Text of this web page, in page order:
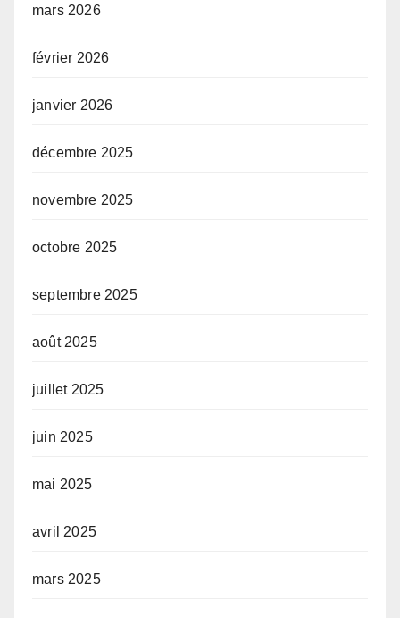
mars 2026
février 2026
janvier 2026
décembre 2025
novembre 2025
octobre 2025
septembre 2025
août 2025
juillet 2025
juin 2025
mai 2025
avril 2025
mars 2025